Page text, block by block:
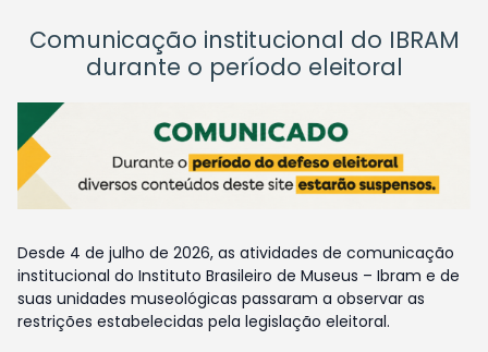
Comunicação institucional do IBRAM
durante o período eleitoral
Desde 4 de julho de 2026, as atividades de comunicação
institucional do Instituto Brasileiro de Museus – Ibram e de
suas unidades museológicas passaram a observar as
restrições estabelecidas pela legislação eleitoral.